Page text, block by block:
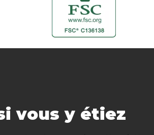
vous y étiez